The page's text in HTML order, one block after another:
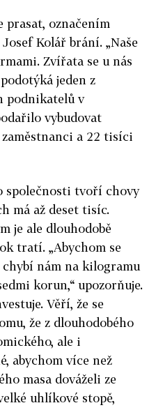
prasat, označením
Kolář brání. „Naše
Zvířata se u nás
jeden z
podnikatelů v
vybudovat
a 22 tisíci
společnosti tvoří chovy
má až deset tisíc.
je ale dlouhodobě
tratí. „Abychom se
nám na kilogramu
korun,“ upozorňuje.
Věří, že se
že z dlouhodobého
ale i
abychom více než
masa dováželi ze
uhlíkové stopě,